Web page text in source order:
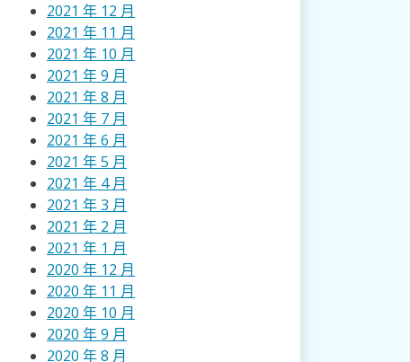
2021 年 12 月
2021 年 11 月
2021 年 10 月
2021 年 9 月
2021 年 8 月
2021 年 7 月
2021 年 6 月
2021 年 5 月
2021 年 4 月
2021 年 3 月
2021 年 2 月
2021 年 1 月
2020 年 12 月
2020 年 11 月
2020 年 10 月
2020 年 9 月
2020 年 8 月